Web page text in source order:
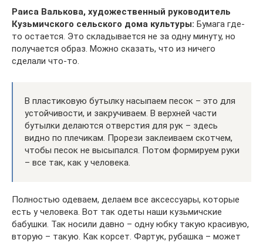
Раиса Валькова, художественный руководитель
Кузьмичского сельского дома культуры: Бумага где-
то остается. Это складывается не за одну минуту, но
получается образ. Можно сказать, что из ничего
сделали что-то.
В пластиковую бутылку насыпаем песок – это для
устойчивости, и закручиваем. В верхней части
бутылки делаются отверстия для рук – здесь
видно по плечикам. Прорези заклеиваем скотчем,
чтобы песок не высыпался. Потом формируем руки
– все так, как у человека.
Полностью одеваем, делаем все аксессуары, которые
есть у человека. Вот так одеты наши кузьмичские
бабушки. Так носили давно – одну юбку такую красивую,
вторую – такую. Как корсет. Фартук, рубашка – может